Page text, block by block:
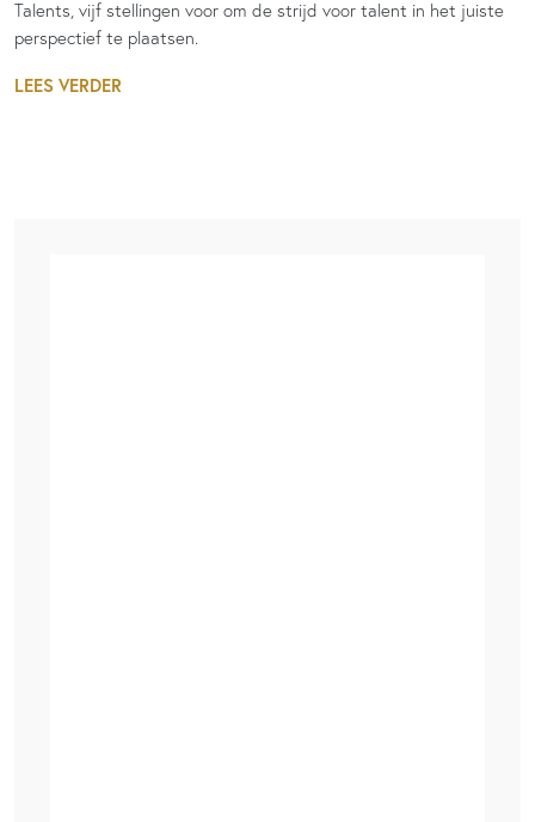
Talents, vijf stellingen voor om de strijd voor talent in het juiste
perspectief te plaatsen.
LEES VERDER